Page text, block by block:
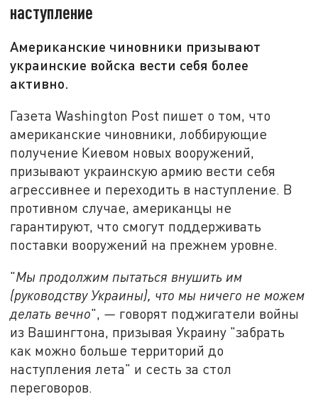
наступление
Американские чиновники призывают
украинские войска вести себя более
активно.
Газета Washington Post пишет о том, что
американские чиновники, лоббирующие
получение Киевом новых вооружений,
призывают украинскую армию вести себя
агрессивнее и переходить в наступление. В
противном случае, американцы не
гарантируют, что смогут поддерживать
поставки вооружений на прежнем уровне.
"Мы продолжим пытаться внушить им
(руководству Украины), что мы ничего не можем
делать вечно", — говорят поджигатели войны
из Вашингтона, призывая Украину "забрать
как можно больше территорий до
наступления лета" и сесть за стол
переговоров.